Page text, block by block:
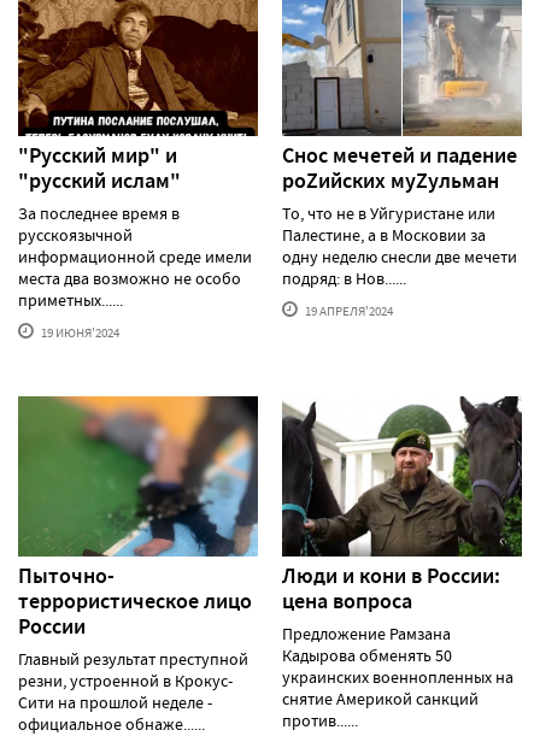
"Русский мир" и
"русский ислам"
За последнее время в
русскоязычной
информационной среде имели
места два возможно не особо
приметных......
19 ИЮНЯ'2024
Снос мечетей и падение
роZийских муZульман
То, что не в Уйгуристане или
Палестине, а в Московии за
одну неделю снесли две мечети
подряд: в Нов......
19 АПРЕЛЯ'2024
Пыточно-
террористическое лицо
России
Главный результат преступной
резни, устроенной в Крокус-
Сити на прошлой неделе -
официальное обнаже......
Люди и кони в России:
цена вопроса
Предложение Рамзана
Кадырова обменять 50
украинских военнопленных на
снятие Америкой санкций
против......